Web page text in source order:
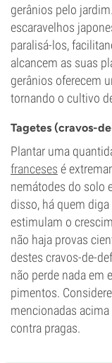
gerânios pelo
escaravelhos
paralisá-los,
alcancem as suas
gerânios oferecem
tornando o cultivo
Tagetes (cravos-
Plantar uma
franceses é
nemátodes do solo
disso, há quem
estimulam o
não haja provas
destes cravos-de-
não perde nada em
pimentos.
mencionadas
contra pragas.